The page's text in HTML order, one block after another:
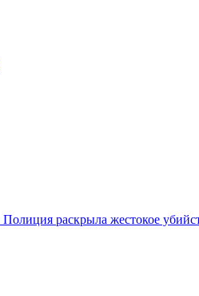
Полиция раскрыла жестокое